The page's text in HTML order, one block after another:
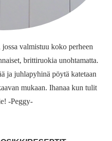
valmistuu koko perheen
brittiruokia unohtamatta.
ja juhlapyhinä pöytä katetaan
mukaan. Ihanaa kun tulit
-Peggy-